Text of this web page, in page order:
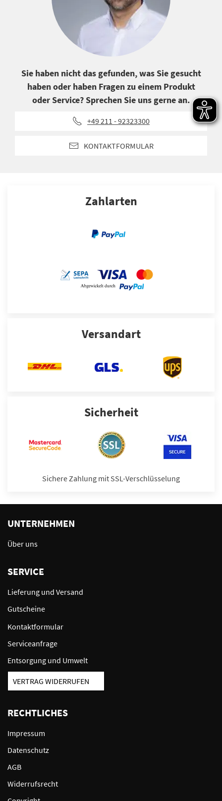
Sie haben nicht das gefunden, was Sie gesucht
haben oder haben Fragen zu einem Produkt
oder Service? Sprechen Sie uns gerne an.
+49 211 - 92323300
KONTAKTFORMULAR
Zahlarten
Versandart
Sicherheit
Sichere Zahlung mit SSL-Verschlüsselung
UNTERNEHMEN
Über uns
SERVICE
Lieferung und Versand
Gutscheine
Kontaktformular
Serviceanfrage
Entsorgung und Umwelt
VERTRAG WIDERRUFEN
RECHTLICHES
Impressum
Datenschutz
AGB
Widerrufsrecht